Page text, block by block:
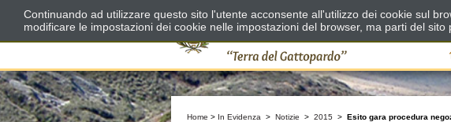
Home > In Evidenza > Notizie > 2015 > Esito gara procedura
Continuando ad utilizzare questo sito l'utente acconsente all'utilizzo dei cookie sul
modificare le impostazioni dei cookie nelle impostazioni del browser, ma parti del